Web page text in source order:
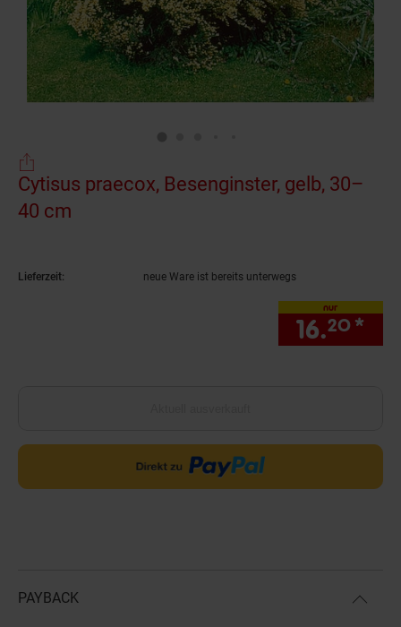
Cytisus praecox, Besenginster, gelb, 30–
40 cm
Lieferzeit: neue Ware ist bereits unterwegs
nur
16.20 *
PAYBACK